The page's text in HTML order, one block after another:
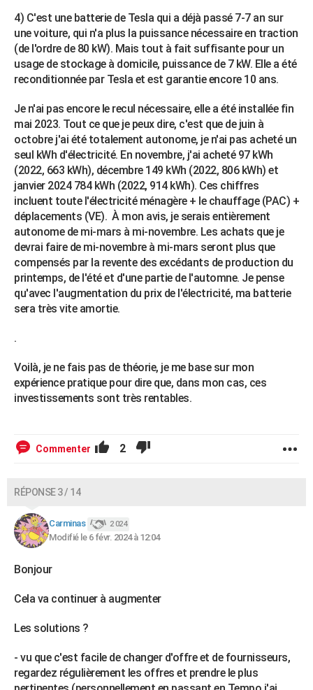
4) C'est une batterie de Tesla qui a déjà passé 7-7 an sur
une voiture, qui n'a plus la puissance nécessaire en traction
(de l'ordre de 80 kW). Mais tout à fait suffisante pour un
usage de stockage à domicile, puissance de 7 kW. Elle a été
reconditionnée par Tesla et est garantie encore 10 ans.
Je n'ai pas encore le recul nécessaire, elle a été installée fin
mai 2023. Tout ce que je peux dire, c'est que de juin à
octobre j'ai été totalement autonome, je n'ai pas acheté un
seul kWh d'électricité. En novembre, j'ai acheté 97 kWh
(2022, 663 kWh), décembre 149 kWh (2022, 806 kWh) et
janvier 2024 784 kWh (2022, 914 kWh). Ces chiffres
incluent toute l'électricité ménagère + le chauffage (PAC) +
déplacements (VE). À mon avis, je serais entièrement
autonome de mi-mars à mi-novembre. Les achats que je
devrai faire de mi-novembre à mi-mars seront plus que
compensés par la revente des excédants de production du
printemps, de l'été et d'une partie de l'automne. Je pense
qu'avec l'augmentation du prix de l'électricité, ma batterie
sera très vite amortie.
.
Voilà, je ne fais pas de théorie, je me base sur mon
expérience pratique pour dire que, dans mon cas, ces
investissements sont très rentables.
Commenter 2
RÉPONSE 3 / 14
Carminas 2 024
Modifié le 6 févr. 2024 à 12:04
Bonjour
Cela va continuer à augmenter
Les solutions ?
- vu que c'est facile de changer d'offre et de fournisseurs,
regardez régulièrement les offres et prendre le plus